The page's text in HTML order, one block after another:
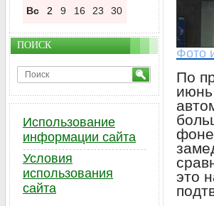
Фото
По
июнь
фоне
это
Вс 2 9 16 23 30
ПОИСК
Использование
информации сайта
Условия
использования
сайта